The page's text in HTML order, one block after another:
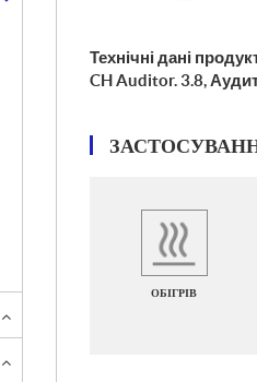
Технічні дані
CH Auditor. 3.8,
ОБІГРІВ